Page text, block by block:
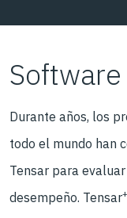
Durante años, los
todo el mundo han
Tensar para
desempeño. Tensar+